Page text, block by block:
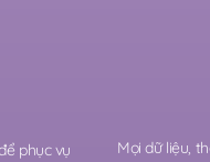
phục vụ
Mọi dữ liệu,